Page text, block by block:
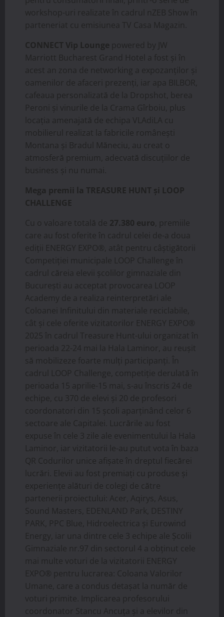
workshop-uri realizate în cadrul nZEB Show în
parteneriat cu emisiunea TV Casa Magazin.
CONNECT Vip Lounge powered by JW
Marriott Bucharest Grand Hotel a fost și în
acest an zona de networking a expozanților și
oamenilor de afaceri prezenți, iar apa BILBOR,
cafeaua personalizată de la Dropshot, berea
Peroni și vinurile de la Crama Gîrboiu, plus
locația amenajată de echipa VLAdiLA cu
mobilierul realizat la fabricile românești
Montana și Bradul Măneciu, au creat o
atmosferă premium, adecvată discuțiilor de
business și nu numai.
Mega premii la TREASURE HUNT și LOOP
CHALLENGE
Cu o valoare totală de 27.380 euro , premiile
care au fost oferite în cadrul celei de-a doua
ediții ENERGY EXPO®, atât pentru câștigătorii
Competiției municipale LOOP Challenge în
cadrul căreia elevii școlilor gimnaziale din
București au acceptat provocarea LOOP
Academy de a realiza reinterpretări ale
Coloanei Infinitului din materiale reciclabile,
cât și cele oferite vizitatorilor ENERGY EXPO®
2025 în cadrul Treasure Hunt-ului organizat în
perioada 22-24 mai la Hala Laminor, au reușit
să mobilizeze foarte mulți participanți. În
cadrul LOOP Challenge, competiție derulată în
perioada 15 aprilie-15 mai, s-au înscris 24 de
echipe, cu 370 de elevi și 20 de profesori
coordonatori din 15 școli aparținând celor 6
sectoare ale Capitalei. Lucrările au fost
expuse în cele 3 zile ale evenimentului la Hala
Laminor, iar vizitatorii le-au putut vota în baza
QR Codurilor unice afișate în dreptul fiecărei
lucrări. Elevii au fost premiați cu produse și
experiențe alături de colegi de către
partenerii proiectului: Acer, Aqirys, Asus,
Sound Masters, EDENLAND Park, DESTINY
PARK, PPC Blue, Hidroelectrica și Eurowind
Energy, iar una dintre cele 3 echipe ale Școlii
Gimnaziale nr.97 din sectorul 4 a obținut cele
mai multe voturi de la vizitatorii ENERGY
EXPO® pentru lucrarea: Coloana Valorilor
Umane, care a condus detașat la număr de
voturi primite. Implicarea profesorului
coordonator Stancu Ancuța și a elevilor din